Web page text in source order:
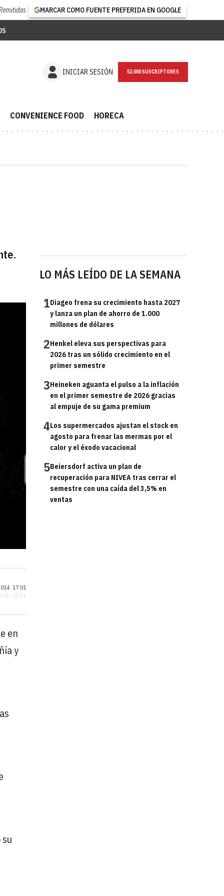
MARCAR COMO FUENTE PREFERIDA EN GOOGLE
INICIAR SESIÓN NEWSLETTER
CONVENIENCE FOOD HORECA
LO MÁS LEÍDO DE LA SEMANA
1Diageo frena su crecimiento hasta 2027
y lanza un plan de ahorro de 1.000
millones de dólares
2Henkel eleva sus perspectivas para
2026 tras un sólido crecimiento en el
primer semestre
3Heineken aguanta el pulso a la inflación
en el primer semestre de 2026 gracias
al empuje de su gama premium
4Los supermercados ajustan el stock en
agosto para frenar las mermas por el
calor y el éxodo vacacional
5Beiersdorf activa un plan de
recuperación para NIVEA tras cerrar el
semestre con una caída del 3,5% en
ventas
·17:01
· 17:01
en
y